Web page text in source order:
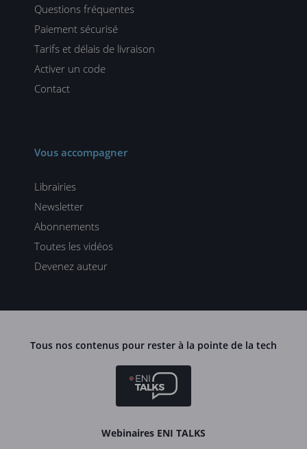
Questions fréquentes
Paiement sécurisé
Tarifs et délais de livraison
Activer un code
Contact
Vous accompagner
Librairies
Newsletter
Abonnements
Toutes les vidéos
Devenez auteur
Tous nos contenus pour rester à la pointe de la tech
Webinaires ENI TALKS